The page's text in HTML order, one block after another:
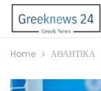
Home ΑΘΛΗΤΙΚΑ